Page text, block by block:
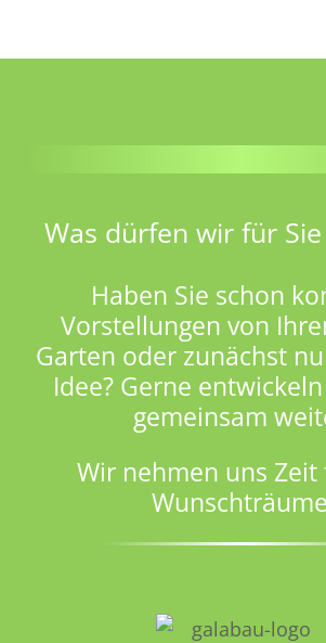
Was dürfen wir für
Haben Sie schon
Vorstellungen von
Garten oder zunächst
Idee? Gerne
gemeinsam
Wir nehmen uns